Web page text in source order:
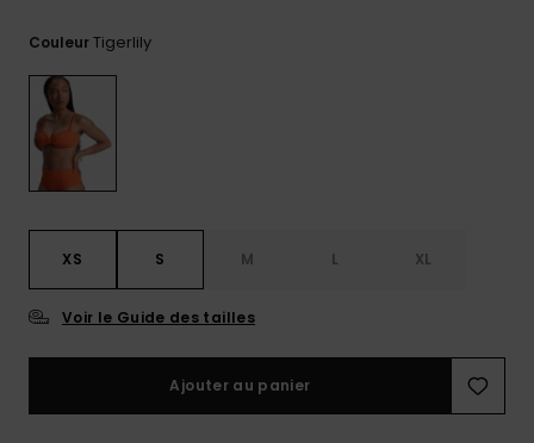
CouleurTigerlily
XS S M L XL
Voir le Guide des tailles
Ajouter au panier